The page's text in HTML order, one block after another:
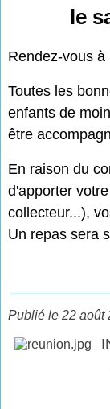
le
Rendez-vous à
Toutes les
enfants de
être
En raison du
d'apporter
collecteur...),
Un repas sera
Publié le 22 août